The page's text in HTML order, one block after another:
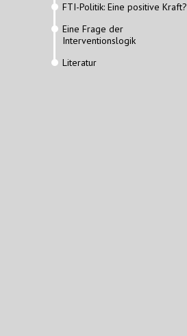
FTI-Politik: Eine positive Kraft?
Eine Frage der
Interventionslogik
Literatur